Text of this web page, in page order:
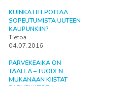
KUINKA HELPOTTAA
SOPEUTUMISTA UUTEEN
KAUPUNKIIN?
Tietoa
04.07.2016
PARVEKEAIKA ON
TÄÄLLÄ – TUODEN
MUKANAAN KIISTAT